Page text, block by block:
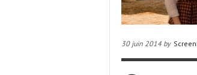
30 juin 2014 by